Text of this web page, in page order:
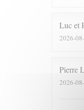
Luc et
2026-
Pierre
2026-